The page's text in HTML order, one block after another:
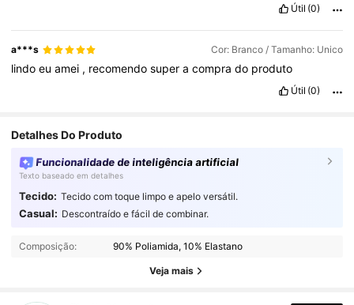
Útil (0)
a***s Cor: Branco / Tamanho: Unico
lindoeuamei , recomendosuperacomprado produto
Útil (0)
Detalhes Do Produto
Funcionalidade de inteligência artificial
Texto baseado em detalhes
Tecido: Tecido com toque limpo e apelo versátil.
Casual: Descontraído e fácil de combinar.
Composição: 90% Poliamida, 10% Elastano
Veja mais
4,87 2.3K Seguidores
2.3K Seguidores